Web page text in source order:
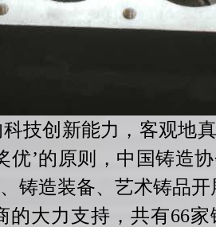
技创新能力，客观地
优’的原则，中国铸造
铸造装备、艺术铸品开
大力支持，共有66家